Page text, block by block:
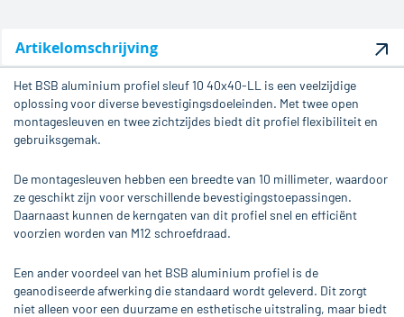
Artikelomschrijving
Het BSB aluminium profiel sleuf 10 40x40-LL is een veelzijdige
oplossing voor diverse bevestigingsdoeleinden. Met twee open
montagesleuven en twee zichtzijdes biedt dit profiel flexibiliteit en
gebruiksgemak.
De montagesleuven hebben een breedte van 10 millimeter, waardoor
ze geschikt zijn voor verschillende bevestigingstoepassingen.
Daarnaast kunnen de kerngaten van dit profiel snel en efficiënt
voorzien worden van M12 schroefdraad.
Een ander voordeel van het BSB aluminium profiel is de
geanodiseerde afwerking die standaard wordt geleverd. Dit zorgt
niet alleen voor een duurzame en esthetische uitstraling, maar biedt